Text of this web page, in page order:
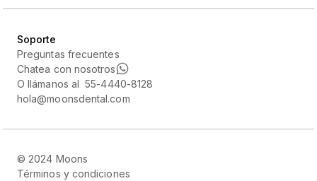
Soporte
Preguntas frecuentes
Chatea con nosotros
O llámanos al 55-4440-8128
hola@moonsdental.com
© 2024 Moons
Términos y condiciones